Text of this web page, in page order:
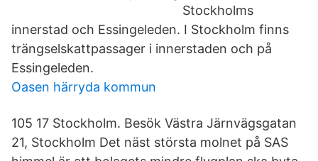
Stockholms
innerstad och Essingeleden. I Stockholm finns
trängselskattpassager i innerstaden och på
Essingeleden.
Oasen härryda kommun
105 17 Stockholm. Besök Västra Järnvägsgatan
21, Stockholm Det näst största molnet på SAS